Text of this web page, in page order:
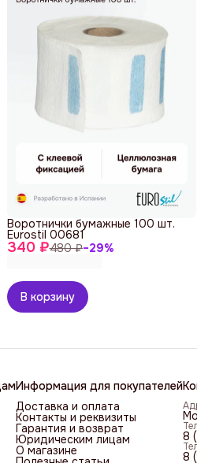
340 ₽480 ₽−29%
Воротнички бумажные 100 шт.
Eurostil 00681
В корзину
Информация для покупателей
Доставка и оплата
Контакты и реквизиты
Гарантия и возврат
Юридическим лицам
О магазине
8
8